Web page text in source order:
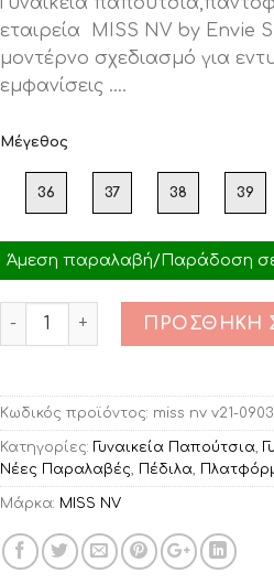
was:
€49.00.
τιμή
είναι:
€25.00.
εταιρεία MISS NV by Envie
μοντέρνο σχεδιασμό για
εμφανίσεις ….
Μέγεθος
36 37 38 39
Άμεση παραλαβή/Παράδοση σε
Ποσότητα
ΠΡΟΣΘΉΚΗ
Κωδικός προϊόντος: miss nv v21-
Κατηγορίες: Γυναικεία Παπούτσια
Νέες Παραλαβές
Πέδιλα
Μάρκα: MISS NV